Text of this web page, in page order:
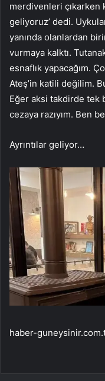
merdivenleri çıkarken
geliyoruz’ dedi.
yanında olanlardan
vurmaya kalktı.
esnaflık yapacağım.
Ateş’in katili değilim.
Eğer aksi takdirde tek
cezaya razıyım. Ben
Ayrıntılar geliyor…
haber-